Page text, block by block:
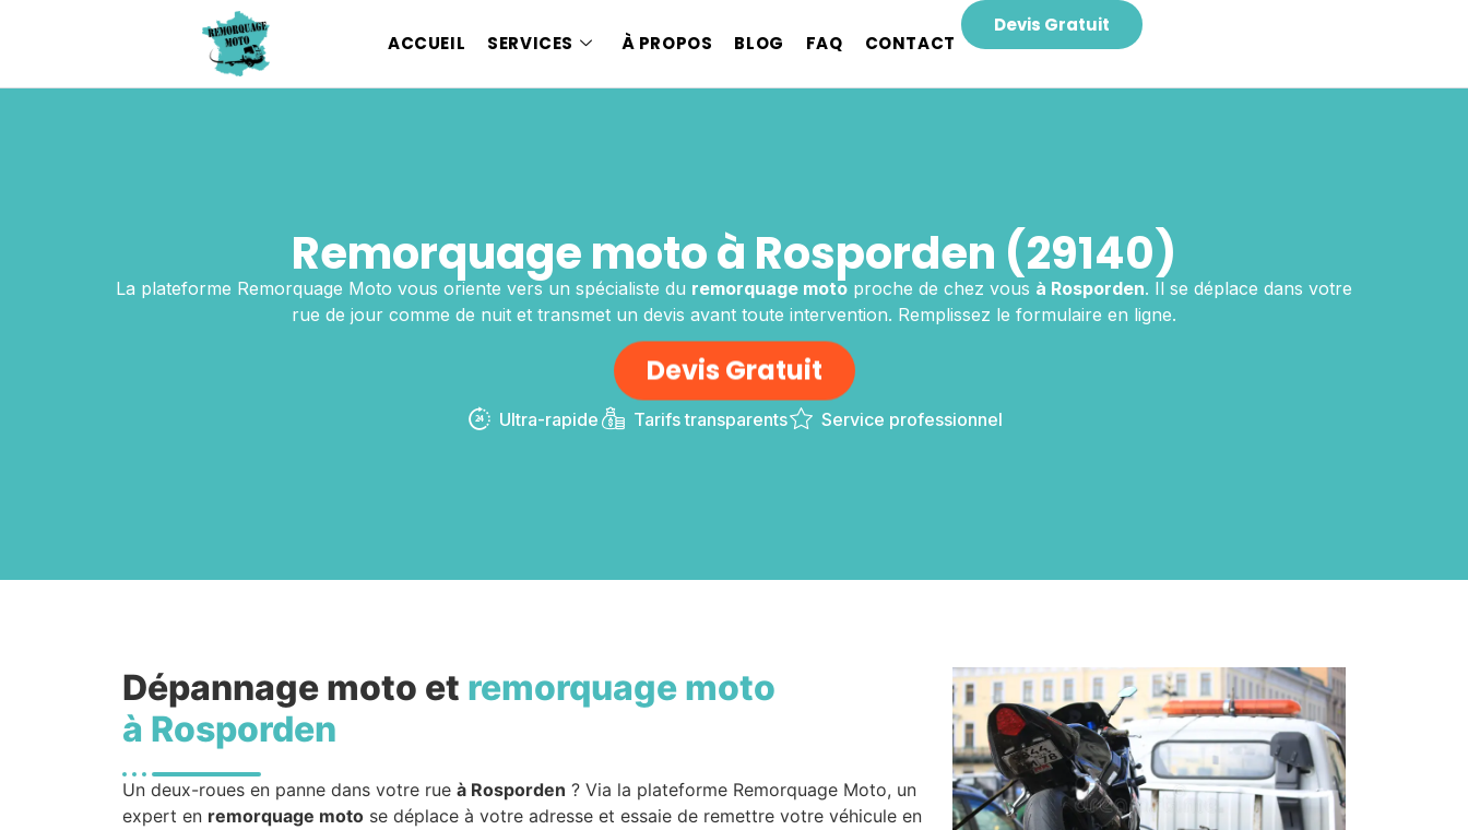
ACCUEIL SERVICES À PROPOS BLOG FAQ CONTACT
Devis Gratuit
Remorquage moto à Rosporden (29140)
La plateforme Remorquage Moto vous oriente vers un spécialiste du remorquage moto proche de chez vous à Rosporden. Il se déplace dans votre
rue de jour comme de nuit et transmet un devis avant toute intervention. Remplissez le formulaire en ligne.
Devis Gratuit
Ultra-rapide Tarifs transparents Service professionnel
Dépannage moto et remorquage moto
à Rosporden
Un deux-roues en panne dans votre rue à Rosporden ? Via la plateforme Remorquage Moto, un
expert en remorquage moto se déplace à votre adresse et essaie de remettre votre véhicule en